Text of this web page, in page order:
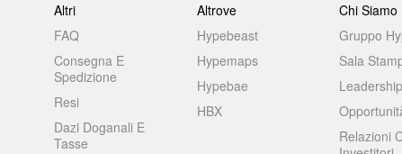
Altri
FAQ
Consegna E
Spedizione
Resi
Dazi Doganali E
Tasse
Altrove
Hypebeast
Hypemaps
Hypebae
HBX
Chi Siamo
Gruppo
Sala
Leadership
Relazioni